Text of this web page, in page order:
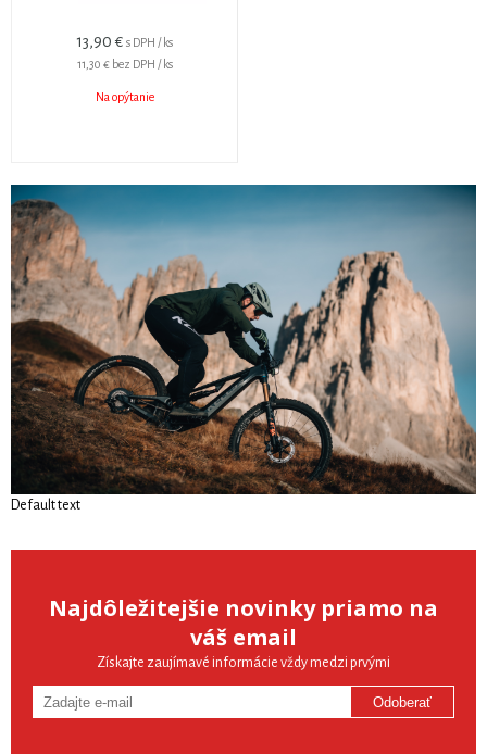
13,90 € s DPH / ks
11,30 € bez DPH / ks
Na opýtanie
Default text
Najdôležitejšie novinky priamo na
váš email
Získajte zaujímavé informácie vždy medzi prvými
Odoberať